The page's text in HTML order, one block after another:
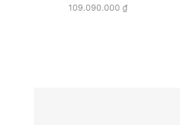
109.090.000 ₫